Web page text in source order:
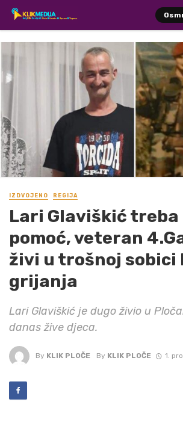
IZDVOJENO REGIJA
Lari Glaviškić treba
pomoć, veteran
živi u trošnoj sobici
grijanja
Lari Glaviškić je dugo živio u
danas žive djeca.
By KLIK PLOČE By KLIK PLOČE 1.